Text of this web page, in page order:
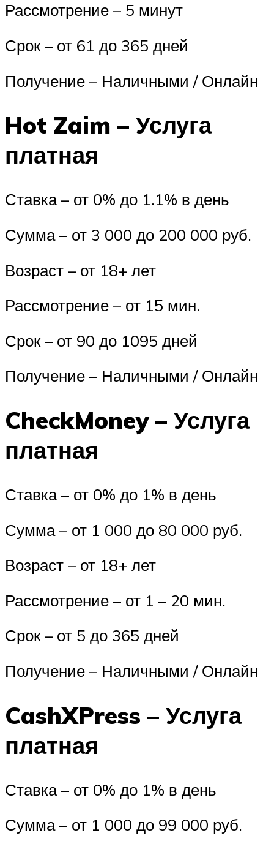
Рассмотрение – 5 минут
Срок – от 61 до 365 дней
Получение – Наличными / Онлайн
Hot Zaim – Услуга
платная
Ставка – от 0% до 1.1% в день
Сумма – от 3 000 до 200 000 руб.
Возраст – от 18+ лет
Рассмотрение – от 15 мин.
Срок – от 90 до 1095 дней
Получение – Наличными / Онлайн
CheckMoney – Услуга
платная
Ставка – от 0% до 1% в день
Сумма – от 1 000 до 80 000 руб.
Возраст – от 18+ лет
Рассмотрение – от 1 – 20 мин.
Срок – от 5 до 365 дней
Получение – Наличными / Онлайн
CashXPress – Услуга
платная
Ставка – от 0% до 1% в день
Сумма – от 1 000 до 99 000 руб.